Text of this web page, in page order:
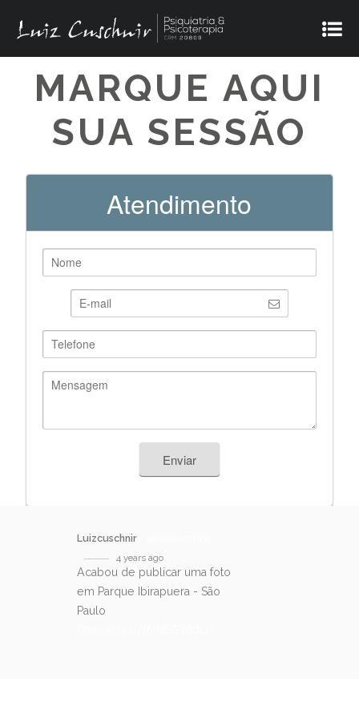
MARQUE AQUI
SUA SESSÃO
Atendimento
Enviar
Luizcuschnir
4 years ago
Acabou de publicar uma foto
em Parque Ibirapuera - São
Paulo